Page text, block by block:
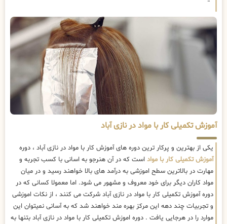
آموزش تکمیلی کار با مواد در نازی آباد
یکی از بهترین و پرکار ترین دوره های آموزش کار با مواد در نازی آباد ، دوره
آموزش تکمیلی کار با مواد است که در آن هنرجو به اسانی با کسب تجربه و
مهارت در بالاترین سطح اموزشی به درآمد های بالا خواهند رسید و در میان
مواد کاران دیگر برای خود معروف و مشهور می شود. اما معمولا کسانی که در
دوره آموزش تکمیلی کار با مواد در نازی آباد شرکت می کنند ، از نکات اموزشی
و تجربیات چند دهه این مرکز بهره مند خواهند شد که به آسانی نمیتوان این
موارد را در هرجایی یافت . دوره اموزش تکمیلی کار با مواد در نازی آباد بتنها به